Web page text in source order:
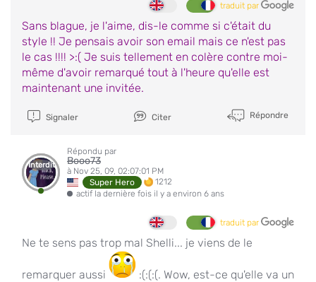
traduit par
Sans blague, je l'aime, dis-le comme si c'était du
style !! Je pensais avoir son email mais ce n'est pas
le cas !!!! >:( Je suis tellement en colère contre moi-
même d'avoir remarqué tout à l'heure qu'elle est
maintenant une invitée.
Signaler Citer Répondre
Interdit
Répondu par
Booo73
à Nov 25, 09, 02:07:01 PM
Super Hero
1212
actif la dernière fois il y a environ 6 ans
traduit par
Ne te sens pas trop mal Shelli... je viens de le
remarquer aussi
:(:(:(. Wow, est-ce qu'elle va un